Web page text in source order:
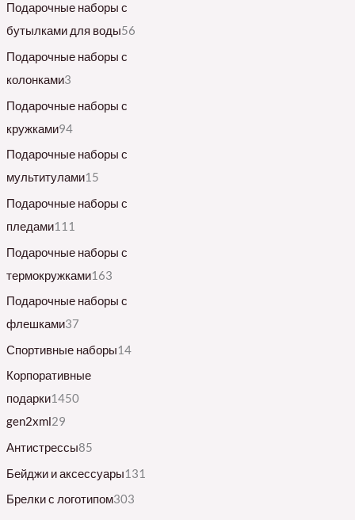
Подарочные наборы с
бутылками для воды56
Подарочные наборы с
колонками3
Подарочные наборы с
кружками94
Подарочные наборы с
мультитулами15
Подарочные наборы с
пледами111
Подарочные наборы с
термокружками163
Подарочные наборы с
флешками37
Спортивные наборы14
Корпоративные
подарки1450
gen2xml 29
Антистрессы85
Бейджи и аксессуары131
Брелки с логотипом303